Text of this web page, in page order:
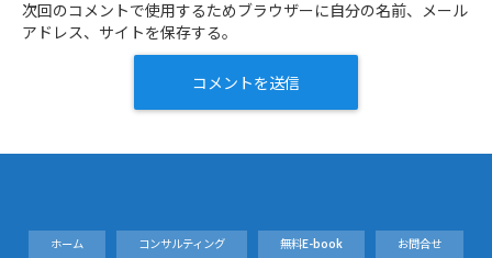
次回のコメントで使用するためブラウザーに自分の名前、メール
アドレス、サイトを保存する。
ホーム コンサルティング 無料E-book お問合せ